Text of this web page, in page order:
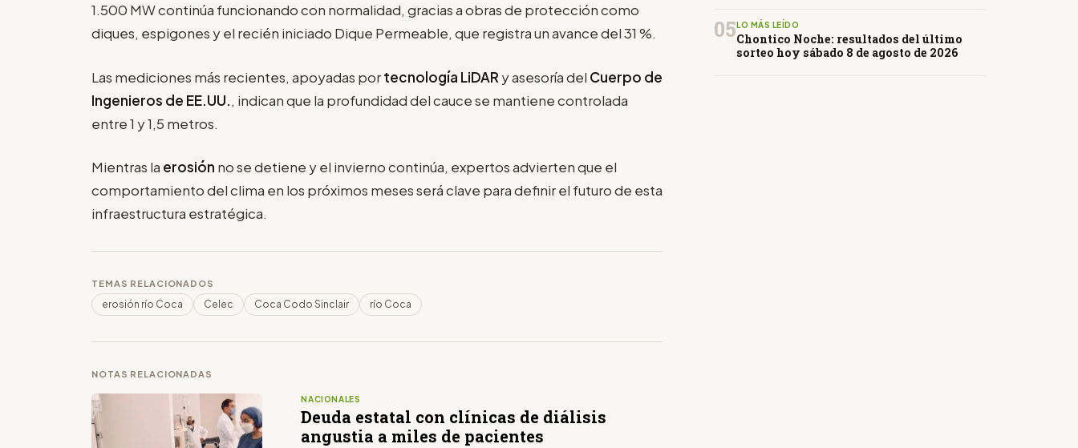
1.500 MW continúa funcionando con normalidad, gracias a obras de protección como
diques, espigones y el recién iniciado Dique Permeable, que registra un avance del 31 %.
Las mediciones más recientes, apoyadas portecnología LiDAR y asesoría del Cuerpo de
Ingenieros de EE.UU., indican que la profundidad del cauce se mantiene controlada
entre 1 y 1,5 metros.
Mientras la erosión no se detiene y el invierno continúa, expertos advierten que el
comportamiento del clima en los próximos meses será clave para definir el futuro de esta
infraestructura estratégica.
TEMAS RELACIONADOS
erosión río Coca Celec Coca Codo Sinclair río Coca
NOTAS RELACIONADAS
NACIONALES
Deuda estatal con clínicas de diálisis
angustia a miles de pacientes
05 LO MÁS LEÍDO
Chontico Noche: resultados del último
sorteo hoy sábado 8 de agosto de 2026